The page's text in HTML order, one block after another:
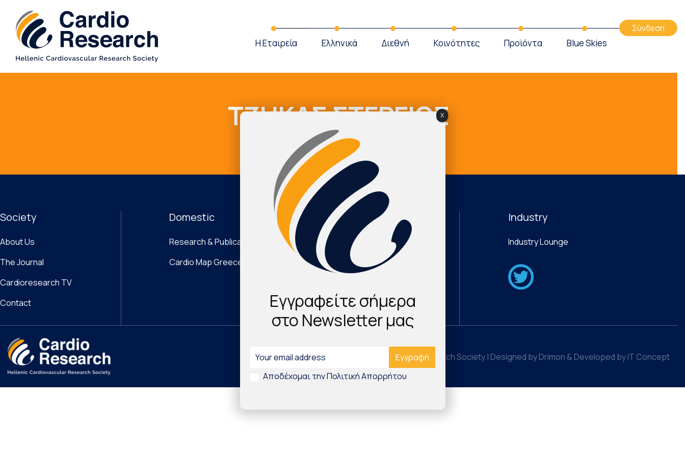
Η Εταιρεία Ελληνικά Διεθνή Κοινότητες Προϊόντα Blue Skies
Σύνδεση
ΤΖΗΚΑΣ ΣΤΕΡΓΙΟΣ
Cardio Map Greece ΤΖΗΚΑΣ ΣΤΕΡΓΙΟΣ
Society
About Us
The Journal
Cardioresearch TV
Contact
Domestic
Research & Publications
Cardio Map Greece
International
Νέα Τεχνολογικά Προϊόντα
Digital Health & Innovation
Industry
Industry Lounge
©2026 Hellenic Cardiovascular Research Society | Designed by Drimon & Developed by IT Concept
Εγγραφείτε σήμερα
στο Newsletter μας
Αποδέχομαι την Πολιτική Απορρήτου
X